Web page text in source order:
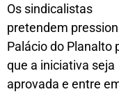
Os sindicalistas
pretendem
Palácio do Planalto
que a iniciativa seja
aprovada e entre